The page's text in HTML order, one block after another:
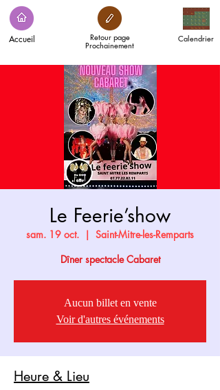
Accueil Calendrier
Retour page
Prochainement
Le Feerie’show
sam. 19 oct.
  |
Saint-Mitre-les-Remparts
Dîner spectacle Cabaret
Aucun billet en vente
Voir d'autres événements
Heure & Lieu